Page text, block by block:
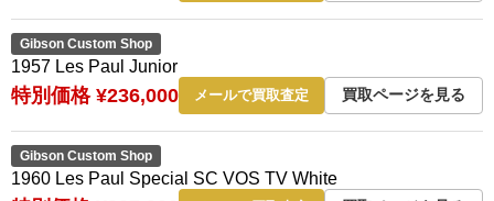
Gibson Custom Shop
1957 Les Paul Junior
特別価格 ¥236,000 メールで買取査定 買取ページを見る
Gibson Custom Shop
1960 Les Paul Special SC VOS TV White